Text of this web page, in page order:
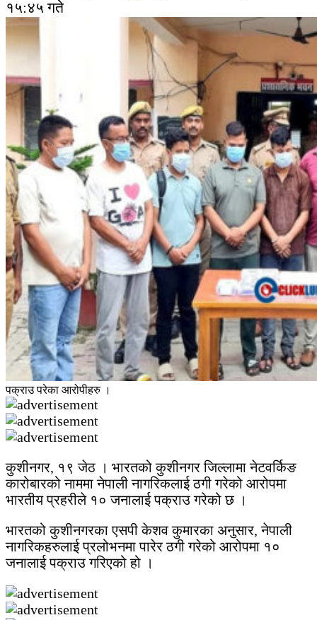
१५:४५ गते
पक्राउ परेका आरोपीहरु ।
कुशीनगर, १९ जेठ । भारतको कुशीनगर जिल्लामा नेटवर्किङ
कारोबारको नाममा नेपाली नागरिकलाई ठगी गरेको आरोपमा
भारतीय प्रहरीले १० जनालाई पक्राउ गरेको छ ।
भारतको कुशीनगरका एसपी केशव कुमारका अनुसार, नेपाली
नागरिकहरुलाई प्रलोभनमा पारेर ठगी गरेको आरोपमा १०
जनालाई पक्राउ गरिएको हो ।